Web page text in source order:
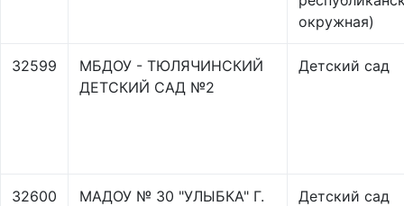
окружная)
32599
МБДОУ - ТЮЛЯЧИНСКИЙ
ДЕТСКИЙ САД №2
Детский сад
32600
МАДОУ № 30 "УЛЫБКА" Г.
Детский сад